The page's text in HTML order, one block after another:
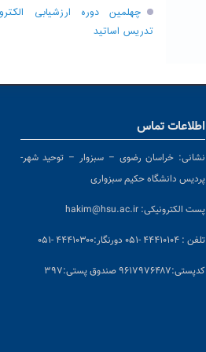
چهلمین دوره ارزشیابی
تدریس اساتید
اطلاعات تماس
نشانی: خراسان رضوی – سبزوار – توحید شهر-
پردیس دانشگاه حکیم سبزواری
پست الکترونیکی: hakim@hsu.ac.ir
تلفن : ۴۴۴۱۰۱۰۴ -۰۵۱ دورنگار:۴۴۴۱۰۳۰۰ -۰۵۱
کدپستی:۹۶۱۷۹۷۶۴۸۷ صندوق پستی:۳۹۷